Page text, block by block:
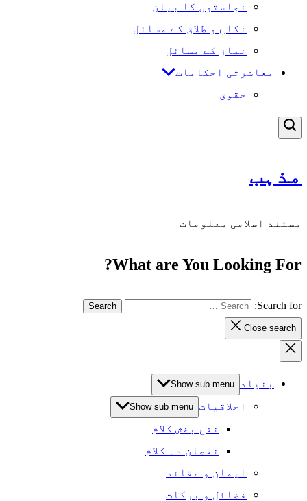
نجاستوں کا بیان
نکاح و طلاق کے مسائل
نماز کے مسائل
معاشرتی احکامات
حقوق
مذہب
مستند اسلامی معلومات
What are You Looking For?
Search for:
Close search
بنیاد Show sub menu
اخلاقیات Show sub menu
نفع بخش کلام
نقصان دہ کلام
ایمان و عقائد
فضائل و برکات